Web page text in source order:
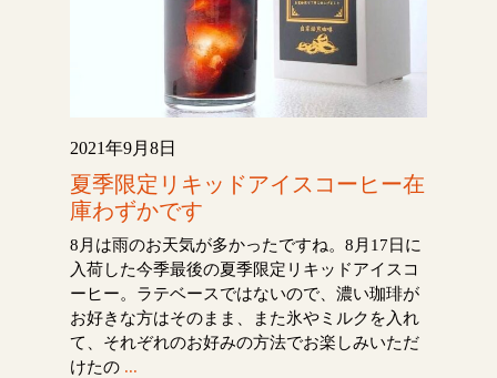
2021年9月8日
夏季限定リキッドアイスコーヒー在
庫わずかです
8月は雨のお天気が多かったですね。8月17日に
入荷した今季最後の夏季限定リキッドアイスコ
ーヒー。ラテベースではないので、濃い珈琲が
お好きな方はそのまま、また氷やミルクを入れ
て、それぞれのお好みの方法でお楽しみいただ
けたの ...